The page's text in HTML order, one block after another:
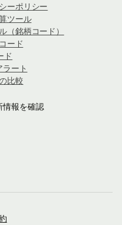
ーポリシー
ツール
（銘柄コード）
ード
ド
ート
比較
情報を確認